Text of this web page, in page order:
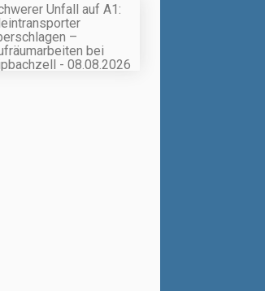
Unfall auf A1:
–
bei
- 08.08.2026